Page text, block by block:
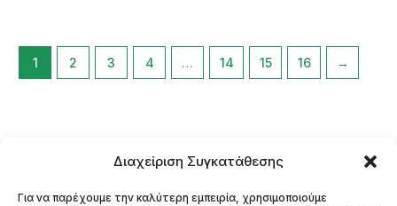
Διαχείριση Συγκατάθεσης
Για να παρέχουμε την καλύτερη εμπειρία, χρησιμοποιούμε
1 2 3 4 … 14 15 16 →
AΡΧΙΚΗ
ΕΠΙΚΟΙΝΩΝΙΑ